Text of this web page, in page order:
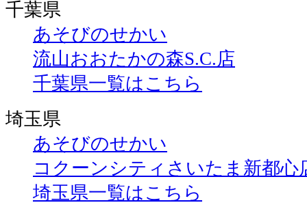
千葉県
あそびのせかい
流山おおたかの森S.C.店
千葉県一覧はこちら
埼玉県
あそびのせかい
コクーンシティさいたま新都心
埼玉県一覧はこちら